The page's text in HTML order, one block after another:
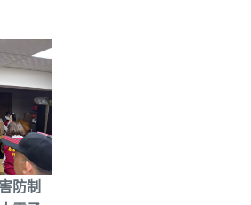
防制